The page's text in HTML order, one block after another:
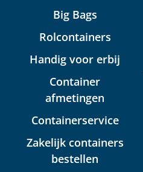
Big Bags
Rolcontainers
Handig voor erbij
Container
afmetingen
Containerservice
Zakelijk containers
bestellen